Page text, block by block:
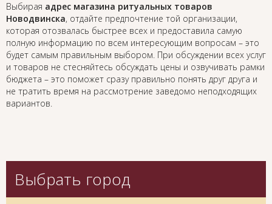
Выбирая адрес магазина ритуальных товаров
Новодвинска, отдайте предпочтение той организации,
которая отозвалась быстрее всех и предоставила самую
полную информацию по всем интересующим вопросам – это
будет самым правильным выбором. При обсуждении всех услуг
и товаров не стесняйтесь обсуждать цены и озвучивать рамки
бюджета – это поможет сразу правильно понять друг друга и
не тратить время на рассмотрение заведомо неподходящих
вариантов.
Выбрать город